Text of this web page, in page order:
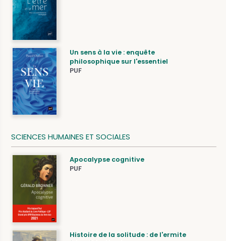
Un sens à la vie : enquête
philosophique sur l'essentiel
PUF
SCIENCES HUMAINES ET SOCIALES
Apocalypse cognitive
PUF
Histoire de la solitude : de l'ermite